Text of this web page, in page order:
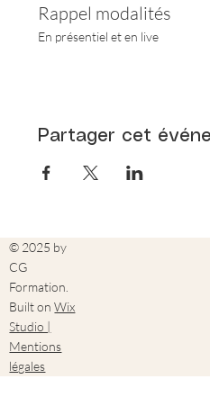
Rappel modalités
En présentiel et en live
Partager cet
© 2025 by
CG
Formation.
Built onWix
Studio |
Mentions
légales